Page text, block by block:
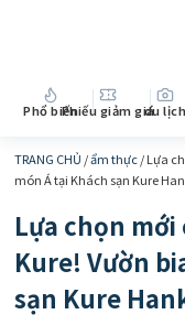
Phổ biếnPhiếu giảm giádu lịch
TRANG CHỦ /ẩm thực/Lựa
món Á tại Khách sạn Kure
Lựa chọn
Kure! Vườn
sạn Kure